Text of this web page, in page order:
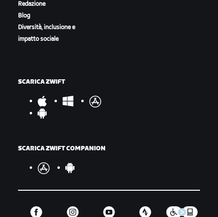
Redazione
Blog
Diversità, inclusione e
impatto sociale
SCARICA ZWIFT
SCARICA ZWIFT COMPANION